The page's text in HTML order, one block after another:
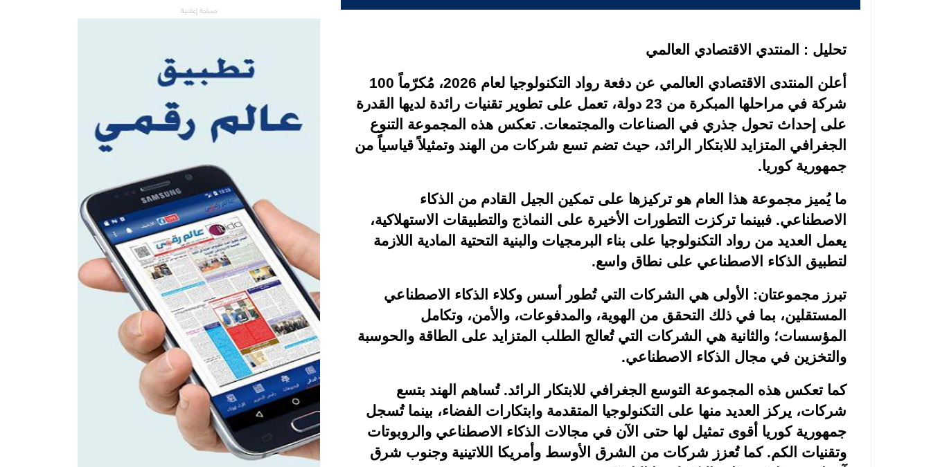
تحليل : المنتدي الاقتصادي العالمي
أعلن المنتدى الاقتصادي العالمي عن دفعة رواد التكنولوجيا لعام 2026، مُكرّماً 100
شركة في مراحلها المبكرة من 23 دولة، تعمل على تطوير تقنيات رائدة لديها القدرة
على إحداث تحول جذري في الصناعات والمجتمعات. تعكس هذه المجموعة التنوع
الجغرافي المتزايد للابتكار الرائد، حيث تضم تسع شركات من الهند وتمثيلاً قياسياً من
جمهورية كوريا.
ما يُميز مجموعة هذا العام هو تركيزها على تمكين الجيل القادم من الذكاء
الاصطناعي. فبينما تركزت التطورات الأخيرة على النماذج والتطبيقات الاستهلاكية،
يعمل العديد من رواد التكنولوجيا على بناء البرمجيات والبنية التحتية المادية اللازمة
لتطبيق الذكاء الاصطناعي على نطاق واسع.
تبرز مجموعتان: الأولى هي الشركات التي تُطور أسس وكلاء الذكاء الاصطناعي
المستقلين، بما في ذلك التحقق من الهوية، والمدفوعات، والأمن، وتكامل
المؤسسات؛ والثانية هي الشركات التي تُعالج الطلب المتزايد على الطاقة والحوسبة
والتخزين في مجال الذكاء الاصطناعي.
كما تعكس هذه المجموعة التوسع الجغرافي للابتكار الرائد. تُساهم الهند بتسع
شركات، يركز العديد منها على التكنولوجيا المتقدمة وابتكارات الفضاء، بينما تُسجل
جمهورية كوريا أقوى تمثيل لها حتى الآن في مجالات الذكاء الاصطناعي والروبوتات
وتقنيات الكم. كما تُعزز شركات من الشرق الأوسط وأمريكا اللاتينية وجنوب شرق
مساحة إعلانية